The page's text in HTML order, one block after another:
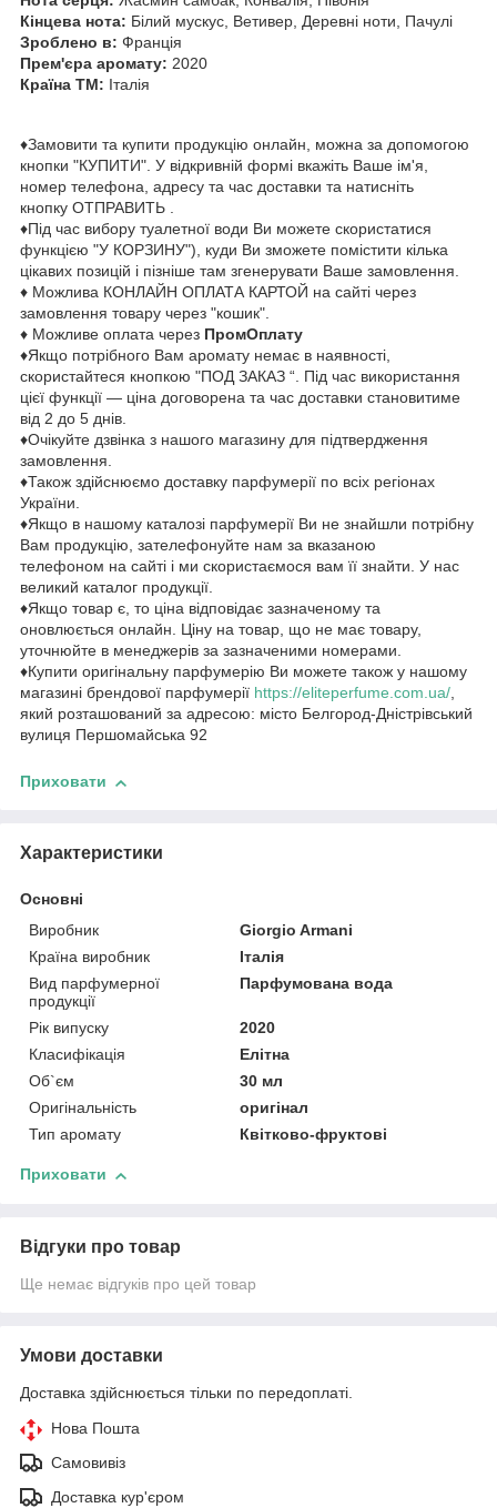
Кінцева нота: Білий мускус, Ветивер, Деревні ноти, Пачулі
Зроблено в: Франція
Прем'єра аромату: 2020
Країна ТМ: Італія
♦Замовити та купити продукцію онлайн, можна за допомогою
кнопки "КУПИТИ". У відкривній формі вкажіть Ваше ім'я,
номер телефона, адресу та час доставки та натисніть
кнопку ОТПРАВИТЬ .
♦Під час вибору туалетної води Ви можете скористатися
функцією "У КОРЗИНУ"), куди Ви зможете помістити кілька
цікавих позицій і пізніше там згенерувати Ваше замовлення.
♦ Можлива КОНЛАЙН ОПЛАТА КАРТОЙ на сайті через
замовлення товару через "кошик".
♦ Можливе оплата через ПромОплату
♦Якщо потрібного Вам аромату немає в наявності,
скористайтеся кнопкою "ПОД ЗАКАЗ “. Під час використання
цієї функції — ціна договорена та час доставки становитиме
від 2 до 5 днів.
♦Очікуйте дзвінка з нашого магазину для підтвердження
замовлення.
♦Також здійснюємо доставку парфумерії по всіх регіонах
України.
♦Якщо в нашому каталозі парфумерії Ви не знайшли потрібну
Вам продукцію, зателефонуйте нам за вказаною
телефоном на сайті і ми скористаємося вам її знайти. У нас
великий каталог продукції.
♦Якщо товар є, то ціна відповідає зазначеному та
оновлюється онлайн. Ціну на товар, що не має товару,
уточнюйте в менеджерів за зазначеними номерами.
♦Купити оригінальну парфумерію Ви можете також у нашому
магазині брендової парфумерії https://eliteperfume.com.ua/,
який розташований за адресою: місто Белгород-Дністрівський
вулиця Першомайська 92
Приховати
Характеристики
Основні
Виробник
Giorgio Armani
Країна виробник
Італія
Вид парфумерної
продукції
Парфумована вода
Рік випуску
2020
Класифікація
Елітна
Об`єм
30 мл
Оригінальність
оригінал
Тип аромату
Квітково-фруктові
Приховати
Відгуки про товар
Ще немає відгуків про цей товар
Умови доставки
Доставка здійснюється тільки по передоплаті.
Нова Пошта
Самовивіз
Доставка кур'єром